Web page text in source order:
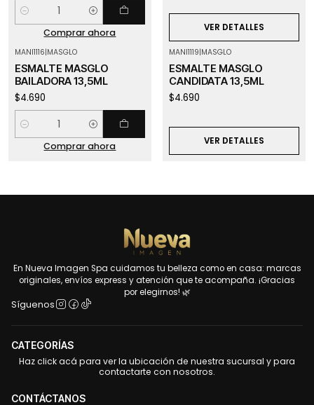
Cantidad
Comprar ahora
VER DETALLES
MANI1116|MASGLO
ESMALTE MASGLO
BAILADORA 13,5ML
$4.690
Cantidad
Comprar ahora
MANI1119|MASGLO
ESMALTE MASGLO
CANDIDATA 13,5ML
$4.690
VER DETALLES
En Nueva Imagen Spa cuidamos tu belleza como en casa: marcas
originales, envíos express y atención que te acompaña. ¡Gracias
por elegirnos! 🌿
Síguenos
CATEGORÍAS
Haz click acá para ver la ubicación de nuestra sucursal y para
contactarte con nosotros.
CONTÁCTANOS